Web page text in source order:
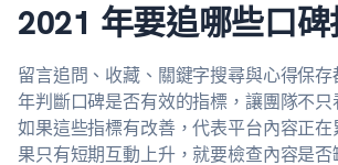
2021 年要追哪些口
留言追問、收藏、關鍵字搜尋與心得保存
年判斷口碑是否有效的指標，讓團隊不只
如果這些指標有改善，代表平台內容正
果只有短期互動上升，就要檢查內容是否